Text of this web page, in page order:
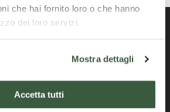
che hai fornito loro o che hanno
dei loro servizi.
Mostra dettagli
Accetta tutti
della Regione Umbria